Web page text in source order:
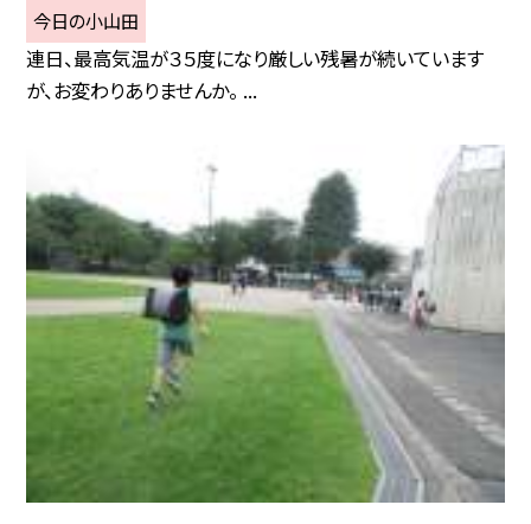
今日の小山田
連日、最高気温が３５度になり厳しい残暑が続いています
が、お変わりありませんか。 ...